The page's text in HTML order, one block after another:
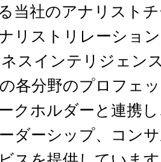
当社のアナリスト
リストリレーショ
ネスインテリジェン
各分野のプロフェ
クホルダーと連携
ダーシップ、コン